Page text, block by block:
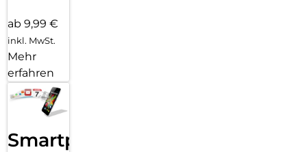
ab 9,99 €
inkl. MwSt.
Mehr
erfahren
Smartphone